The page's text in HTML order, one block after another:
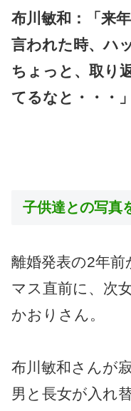
布川敏和：「来
言われた時、ハ
ちょっと、取り
てるなと・・・」
子供達との写真
離婚発表の2年前
マス直前に、次
かおりさん。
布川敏和さんが
男と長女が入れ